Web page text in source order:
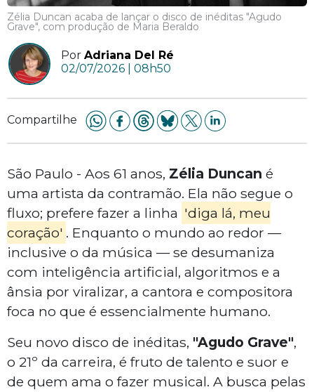
Zélia Duncan acaba de lançar o disco de inéditas "Agudo
Grave", com produção de Maria Beraldo
Por Adriana Del Ré
02/07/2026 | 08h50
Compartilhe
São Paulo - Aos 61 anos, Zélia Duncan é
uma artista da contramão. Ela não segue o
fluxo; prefere fazer a linha 'diga lá, meu
coração' . Enquanto o mundo ao redor —
inclusive o da música — se desumaniza
com inteligência artificial, algoritmos e a
ânsia por viralizar, a cantora e compositora
foca no que é essencialmente humano.
Seu novo disco de inéditas, "Agudo Grave",
o 21º da carreira, é fruto de talento e suor e
de quem ama o fazer musical. A busca pelas